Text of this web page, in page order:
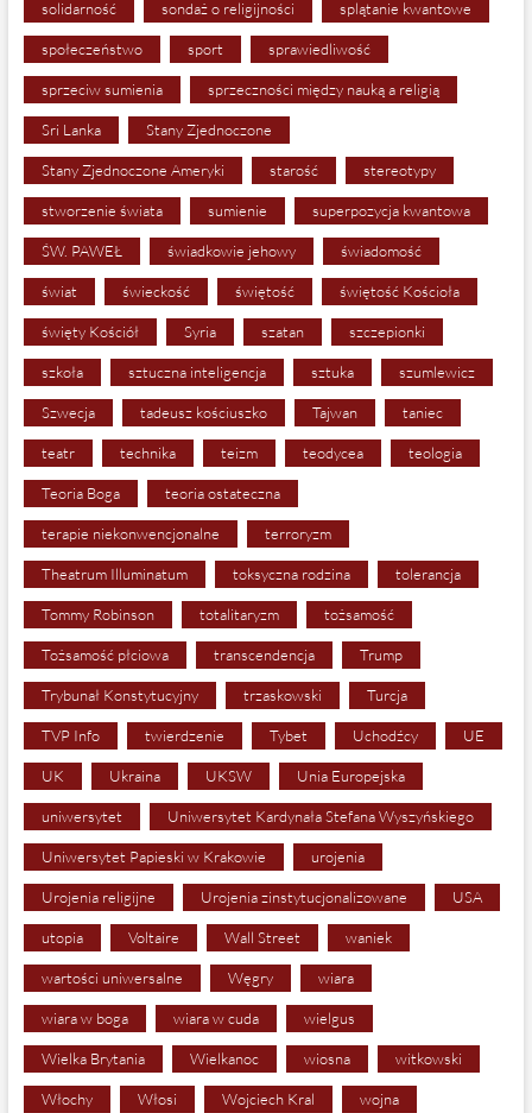
solidarność sondaż o religijności splątanie kwantowe
społeczeństwo sport sprawiedliwość
sprzeciw sumienia sprzeczności między nauką a religią
Sri Lanka Stany Zjednoczone
Stany Zjednoczone Ameryki starość stereotypy
stworzenie świata sumienie superpozycja kwantowa
ŚW. PAWEŁ świadkowie jehowy świadomość
świat świeckość świętość świętość Kościoła
święty Kościół Syria szatan szczepionki
szkoła sztuczna inteligencja sztuka szumlewicz
Szwecja tadeusz kościuszko Tajwan taniec
teatr technika teizm teodycea teologia
Teoria Boga teoria ostateczna
terapie niekonwencjonalne terroryzm
Theatrum Illuminatum toksyczna rodzina tolerancja
Tommy Robinson totalitaryzm tożsamość
Tożsamość płciowa transcendencja Trump
Trybunał Konstytucyjny trzaskowski Turcja
TVP Info twierdzenie Tybet Uchodźcy UE
UK Ukraina UKSW Unia Europejska
uniwersytet Uniwersytet Kardynała Stefana Wyszyńskiego
Uniwersytet Papieski w Krakowie urojenia
Urojenia religijne Urojenia zinstytucjonalizowane USA
utopia Voltaire Wall Street waniek
wartości uniwersalne Węgry wiara
wiara w boga wiara w cuda wielgus
Wielka Brytania Wielkanoc wiosna witkowski
Włochy Włosi Wojciech Kral wojna